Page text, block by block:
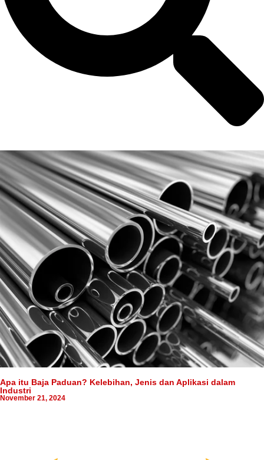
Apa itu Baja Paduan? Kelebihan, Jenis dan Aplikasi dalam
Industri
November 21, 2024